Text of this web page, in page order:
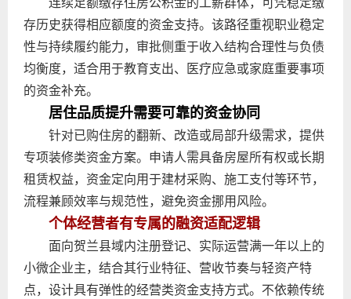
连续足额缴存住房公积金的工薪群体，可凭稳定缴
存历史获得相应额度的资金支持。该路径重视职业稳定
性与持续履约能力，审批侧重于收入结构合理性与负债
均衡度，适合用于教育支出、医疗应急或家庭重要事项
的资金补充。
居住品质提升需要可靠的资金协同
针对已购住房的翻新、改造或局部升级需求，提供
专项装修类资金方案。申请人需具备房屋所有权或长期
租赁权益，资金定向用于建材采购、施工支付等环节，
流程兼顾效率与规范性，避免资金挪用风险。
个体经营者有专属的融资适配逻辑
面向贺兰县域内注册登记、实际运营满一年以上的
小微企业主，结合其行业特征、营收节奏与轻资产特
点，设计具有弹性的经营类资金支持方式。不依赖传统